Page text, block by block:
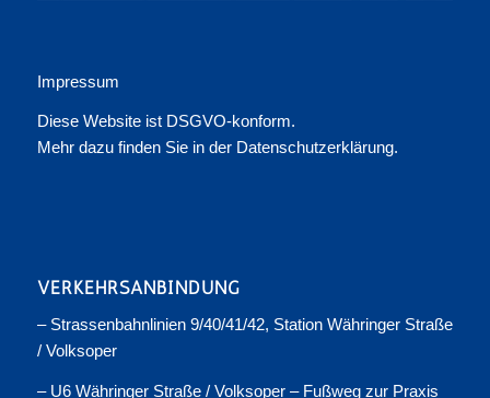
Impressum
Diese Website ist DSGVO-konform.
Mehr dazu finden Sie in der Datenschutzerklärung.
VERKEHRSANBINDUNG
– Strassenbahnlinien 9/40/41/42, Station Währinger Straße
/ Volksoper
– U6 Währinger Straße / Volksoper – Fußweg zur Praxis